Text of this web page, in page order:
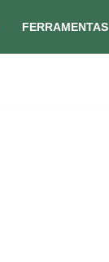
FERRAMENTAS